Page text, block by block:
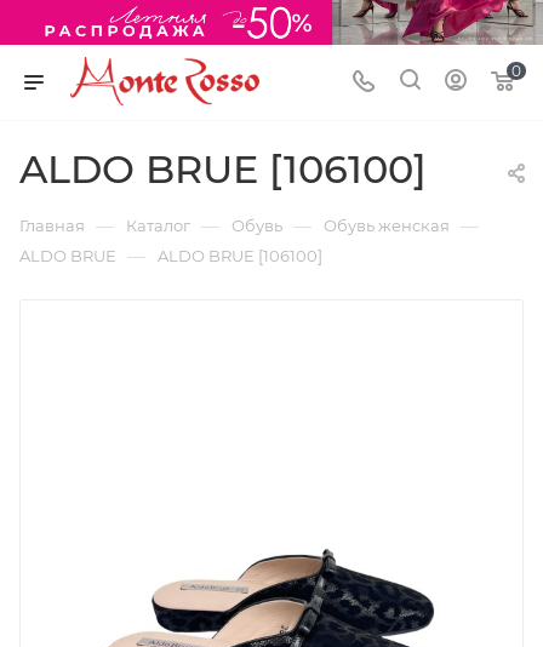
0
ALDO BRUE [106100]
Главная — Каталог — Обувь — Обувь женская —
ALDO BRUE — ALDO BRUE [106100]